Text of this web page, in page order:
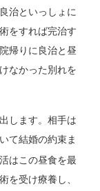
治といっしょに
をすれば完治す
帰りに良治と昼
なかった別れを
します。相手は
て結婚の約束ま
はこの昼食を最
を受け療養し、